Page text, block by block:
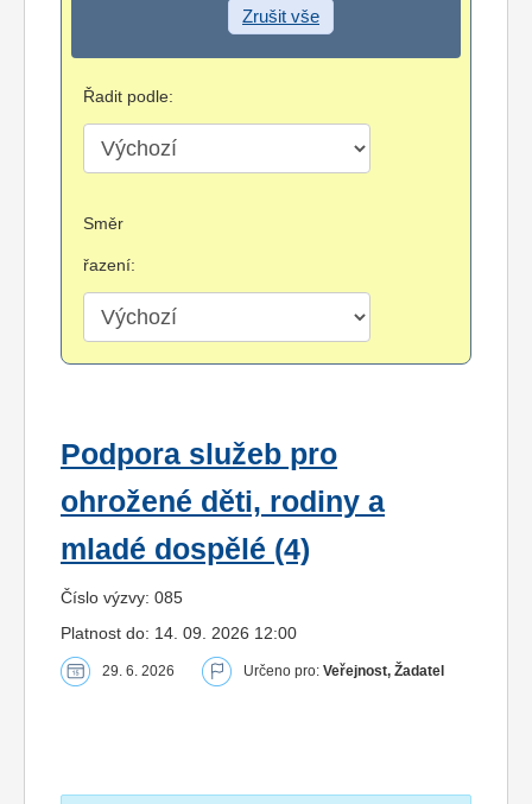
Zrušit vše
Řadit podle:
Směr
řazení:
Podpora služeb pro
ohrožené děti, rodiny a
mladé dospělé (4)
Číslo výzvy: 085
Platnost do: 14. 09. 2026 12:00
29. 6. 2026 Určeno pro: Veřejnost, Žadatel